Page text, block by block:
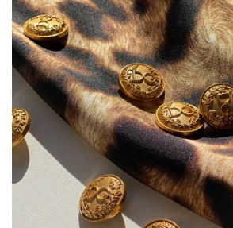
Шитьё
Шифон
Штапель
Экокожа